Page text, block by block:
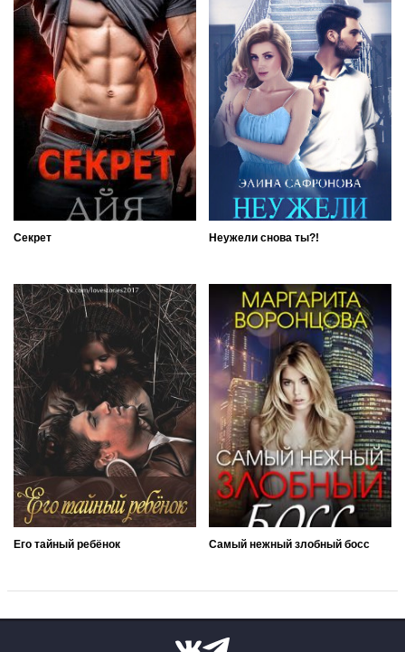
Секрет Неужели снова ты?!
Его тайный ребёнок Самый нежный злобный босс